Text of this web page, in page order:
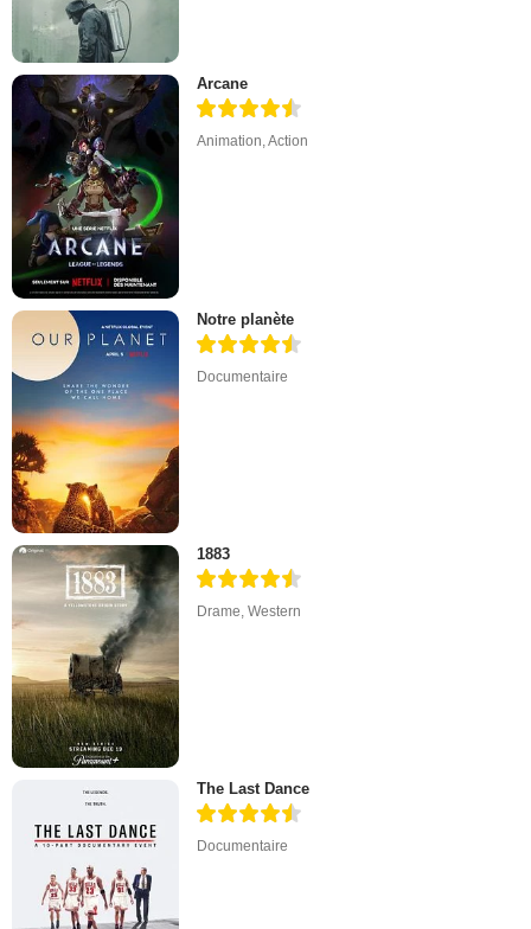
Arcane
Animation,Action
Notre planète
Documentaire
1883
Drame,Western
The Last Dance
Documentaire